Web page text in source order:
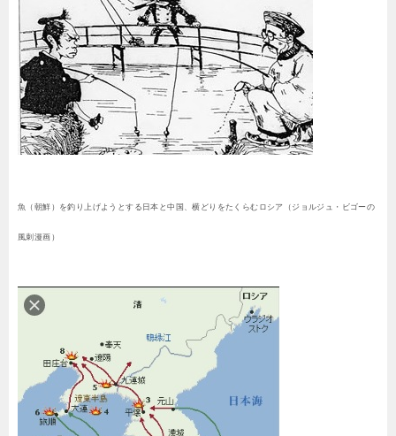
魚（朝鮮）を釣り上げようとする日本と中国、横どりをたくらむロシア（ジョルジュ・ビゴーの
風刺漫画）